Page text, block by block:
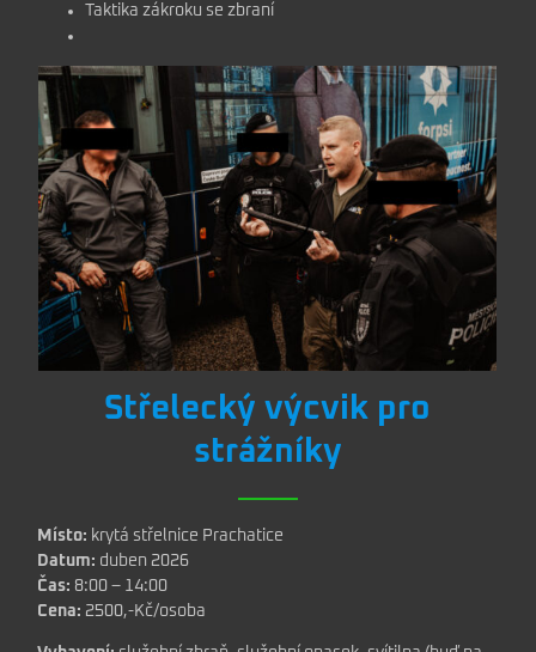
Taktika zákroku se zbraní
Střelecký výcvik pro
strážníky
Místo: krytá střelnice Prachatice
Datum: duben 2026
Čas: 8:00 – 14:00
Cena: 2500,-Kč/osoba